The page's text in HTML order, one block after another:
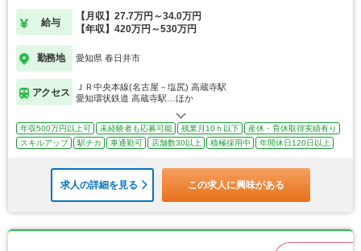
給与
【月収】27.7万円～34.0万円
【年収】420万円～530万円
勤務地 愛知県 春日井市
アクセス
ＪＲ中央本線(名古屋－塩尻) 高蔵寺駅
愛知環状鉄道 高蔵寺駅…ほか
年収500万円以上可 未経験者も応募可能 残業月10ｈ以下
産休・育休取得実績有り
スキルアップ
駅チカ 車通勤可 店舗数30以上 積極採用中 年間休日120日以上
求人の詳細を見る この求人に興味がある